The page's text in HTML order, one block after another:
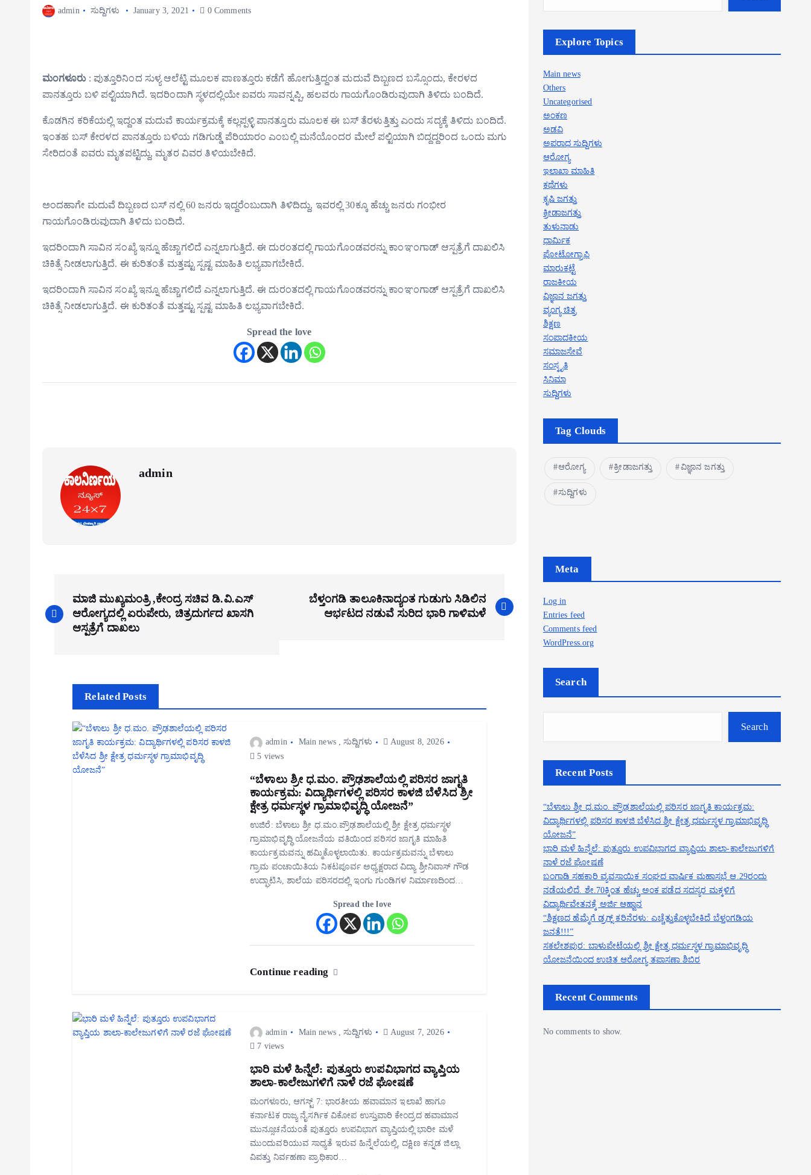
admin ಸುದ್ದಿಗಳು January 3, 2021 0 Comments
ಮಂಗಳೂರು: ಪುತ್ತೂರಿನಿಂದ ಸುಳ್ಯ ಆಲೆಟ್ಟಿ ಮೂಲಕ ಪಾಣತ್ತೂರು ಕಡೆಗೆ ಹೋಗುತ್ತಿದ್ದಂತ ಮದುವೆ ದಿಬ್ಬಣದ ಬಸ್ಸೊಂದು, ಕೇರಳದ
ಪಾನತ್ತೂರು ಬಳಿ ಪಲ್ಟಿಯಾಗಿದೆ. ಇದರಿಂದಾಗಿ ಸ್ಥಳದಲ್ಲಿಯೇ ಐವರು ಸಾವನ್ನಪ್ಪಿ, ಹಲವರು ಗಾಯಗೊಂಡಿರುವುದಾಗಿ ತಿಳಿದು ಬಂದಿದೆ.
ಕೊಡಗಿನ ಕರಿಕೆಯಲ್ಲಿ ಇದ್ದಂತ ಮದುವೆ ಕಾರ್ಯಕ್ರಮಕ್ಕೆ ಕಲ್ಲಪ್ಪಳ್ಳಿ ಪಾನತ್ತೂರು ಮೂಲಕ ಈ ಬಸ್ ತೆರಳುತ್ತಿತ್ತು ಎಂದು ಸದ್ಯಕ್ಕೆ ತಿಳಿದು ಬಂದಿದೆ.
ಇಂತಹ ಬಸ್ ಕೇರಳದ ಪಾನತ್ತೂರು ಬಳಿಯ ಗಡಿಗುಡ್ಡೆ ಪೆರಿಯಾರಂ ಎಂಬಲ್ಲಿ ಮನೆಯೊಂದರ ಮೇಲೆ ಪಲ್ಟಿಯಾಗಿ ಬಿದ್ದದ್ದರಿಂದ ಒಂದು ಮಗು
ಸೇರಿದಂತೆ ಐವರು ಮೃತಪಟ್ಟಿದ್ದು, ಮೃತರ ವಿವರ ತಿಳಿಯಬೇಕಿದೆ.
ಅಂದಹಾಗೇ ಮದುವೆ ದಿಬ್ಬಣದ ಬಸ್ ನಲ್ಲಿ 60 ಜನರು ಇದ್ದರೆಂಬುದಾಗಿ ತಿಳಿದಿದ್ದು, ಇವರಲ್ಲಿ 30ಕ್ಕೂ ಹೆಚ್ಚು ಜನರು ಗಂಭೀರ
ಗಾಯಗೊಂಡಿರುವುದಾಗಿ ತಿಳಿದು ಬಂದಿದೆ.
ಇದರಿಂದಾಗಿ ಸಾವಿನ ಸಂಖ್ಯೆ ಇನ್ನೂ ಹೆಚ್ಚಾಗಲಿದೆ ಎನ್ನಲಾಗುತ್ತಿದೆ. ಈ ದುರಂತದಲ್ಲಿ ಗಾಯಗೊಂಡವರನ್ನು ಕಾಂಞಂಗಾಡ್ ಆಸ್ಪತ್ರೆಗೆ ದಾಖಲಿಸಿ
ಚಿಕಿತ್ಸೆ ನೀಡಲಾಗುತ್ತಿದೆ. ಈ ಕುರಿತಂತೆ ಮತ್ತಷ್ಟು ಸ್ಪಷ್ಟ ಮಾಹಿತಿ ಲಭ್ಯವಾಗಬೇಕಿದೆ.
ಇದರಿಂದಾಗಿ ಸಾವಿನ ಸಂಖ್ಯೆ ಇನ್ನೂ ಹೆಚ್ಚಾಗಲಿದೆ ಎನ್ನಲಾಗುತ್ತಿದೆ. ಈ ದುರಂತದಲ್ಲಿ ಗಾಯಗೊಂಡವರನ್ನು ಕಾಂಞಂಗಾಡ್ ಆಸ್ಪತ್ರೆಗೆ ದಾಖಲಿಸಿ
ಚಿಕಿತ್ಸೆ ನೀಡಲಾಗುತ್ತಿದೆ. ಈ ಕುರಿತಂತೆ ಮತ್ತಷ್ಟು ಸ್ಪಷ್ಟ ಮಾಹಿತಿ ಲಭ್ಯವಾಗಬೇಕಿದೆ.
Spread the love
admin
o
s
ಮಾಜಿ ಮುಖ್ಯಮಂತ್ರಿ ,ಕೇಂದ್ರ ಸಚಿವ ಡಿ.ವಿ.ಎಸ್
ಆರೋಗ್ಯದಲ್ಲಿ ಏರುಪೇರು, ಚಿತ್ರದುರ್ಗದ ಖಾಸಗಿ
ಆಸ್ಪತ್ರೆಗೆ ದಾಖಲು
ಬೆಳ್ತಂಗಡಿ ತಾಲೂಕಿನಾದ್ಯಂತ ಗುಡುಗು ಸಿಡಿಲಿನ
ಆರ್ಭಟದ ನಡುವೆ ಸುರಿದ ಭಾರಿ ಗಾಳಿಮಳೆ
Related Posts
admin Main news,ಸುದ್ದಿಗಳು
August 8, 2026
5 views
“ಬೆಳಾಲು ಶ್ರೀ ಧ.ಮಂ. ಪ್ರೌಢಶಾಲೆಯಲ್ಲಿ ಪರಿಸರ ಜಾಗೃತಿ
ಕಾರ್ಯಕ್ರಮ: ವಿದ್ಯಾರ್ಥಿಗಳಲ್ಲಿ ಪರಿಸರ ಕಾಳಜಿ ಬೆಳೆಸಿದ ಶ್ರೀ
ಕ್ಷೇತ್ರ ಧರ್ಮಸ್ಥಳ ಗ್ರಾಮಾಭಿವೃದ್ಧಿ ಯೋಜನೆ”
ಉಜಿರೆ: ಬೆಳಾಲು ಶ್ರೀ ಧ.ಮಂ.ಪ್ರೌಢಶಾಲೆಯಲ್ಲಿ ಶ್ರೀ ಕ್ಷೇತ್ರ ಧರ್ಮಸ್ಥಳ
ಗ್ರಾಮಾಭಿವೃದ್ಧಿ ಯೋಜನೆಯ ವತಿಯಿಂದ ಪರಿಸರ ಜಾಗೃತಿ ಮಾಹಿತಿ
ಕಾರ್ಯಕ್ರಮವನ್ನು ಹಮ್ಮಿಕೊಳ್ಳಲಾಯಿತು. ಕಾರ್ಯಕ್ರಮವನ್ನು ಬೆಳಾಲು
ಗ್ರಾಮ ಪಂಚಾಯಿತಿಯ ನಿಕಟಪೂರ್ವ ಅಧ್ಯಕ್ಷರಾದ ವಿದ್ಯಾ ಶ್ರೀನಿವಾಸ್ ಗೌಡ
ಉದ್ಘಾಟಿಸಿ, ಶಾಲೆಯ ಪರಿಸರದಲ್ಲಿ ಇಂಗು ಗುಂಡಿಗಳ ನಿರ್ಮಾಣದಿಂದ…
Spread the love
Continue reading
admin Main news,ಸುದ್ದಿಗಳು
August 7, 2026
7 views
ಭಾರಿ ಮಳೆ ಹಿನ್ನೆಲೆ: ಪುತ್ತೂರು ಉಪವಿಭಾಗದ ವ್ಯಾಪ್ತಿಯ
ಶಾಲಾ-ಕಾಲೇಜುಗಳಿಗೆ ನಾಳೆ ರಜೆ ಘೋಷಣೆ
ಮಂಗಳೂರು, ಆಗಸ್ಟ್ 7: ಭಾರತೀಯ ಹವಾಮಾನ ಇಲಾಖೆ ಹಾಗೂ
ಕರ್ನಾಟಕ ರಾಜ್ಯ ನೈಸರ್ಗಿಕ ವಿಕೋಪ ಉಸ್ತುವಾರಿ ಕೇಂದ್ರದ ಹವಾಮಾನ
ಮುನ್ಸೂಚನೆಯಂತೆ ಪುತ್ತೂರು ಉಪವಿಭಾಗ ವ್ಯಾಪ್ತಿಯಲ್ಲಿ ಭಾರೀ ಮಳೆ
ಮುಂದುವರಿಯುವ ಸಾಧ್ಯತೆ ಇರುವ ಹಿನ್ನೆಲೆಯಲ್ಲಿ, ದಕ್ಷಿಣ ಕನ್ನಡ ಜಿಲ್ಲಾ
ವಿಪತ್ತು ನಿರ್ವಹಣಾ ಪ್ರಾಧಿಕಾರ…
Explore Topics
Main news
Others
Uncategorised
ಅಂಕಣ
ಅಡವಿ
ಅಪರಾಧ ಸುದ್ದಿಗಳು
ಆರೋಗ್ಯ
ಇಲಾಖಾ ಮಾಹಿತಿ
ಕಥೆಗಳು
ಕೃಷಿ ಜಗತ್ತು
ಕ್ರೀಡಾಜಗತ್ತು
ತುಳುನಾಡು
ಧಾರ್ಮಿಕ
ಪೋಟೋಗ್ರಾಫಿ
ಮಾರುಕಟ್ಟೆ
ರಾಜಕೀಯ
ವಿಜ್ಞಾನ ಜಗತ್ತು
ವ್ಯಂಗ್ಯ ಚಿತ್ರ
ಶಿಕ್ಷಣ
ಸಂಪಾದಕೀಯ
ಸಮಾಜಸೇವೆ
ಸಂಸ್ಕೃತಿ
ಸಿನಿಮಾ
ಸುದ್ದಿಗಳು
Tag Clouds
ಆರೋಗ್ಯ ಕ್ರೀಡಾಜಗತ್ತು ವಿಜ್ಞಾನ ಜಗತ್ತು
ಸುದ್ದಿಗಳು
Meta
Log in
Entries feed
Comments feed
WordPress.org
Search
Search
Recent Posts
“ಬೆಳಾಲು ಶ್ರೀ ಧ.ಮಂ. ಪ್ರೌಢಶಾಲೆಯಲ್ಲಿ ಪರಿಸರ ಜಾಗೃತಿ ಕಾರ್ಯಕ್ರಮ:
ವಿದ್ಯಾರ್ಥಿಗಳಲ್ಲಿ ಪರಿಸರ ಕಾಳಜಿ ಬೆಳೆಸಿದ ಶ್ರೀ ಕ್ಷೇತ್ರ ಧರ್ಮಸ್ಥಳ ಗ್ರಾಮಾಭಿವೃದ್ಧಿ
ಯೋಜನೆ”
ಭಾರಿ ಮಳೆ ಹಿನ್ನೆಲೆ: ಪುತ್ತೂರು ಉಪವಿಭಾಗದ ವ್ಯಾಪ್ತಿಯ ಶಾಲಾ-ಕಾಲೇಜುಗಳಿಗೆ
ನಾಳೆ ರಜೆ ಘೋಷಣೆ
ಬಂಗಾಡಿ ಸಹಕಾರಿ ವ್ಯವಸಾಯಿಕ ಸಂಘದ ವಾರ್ಷಿಕ ಮಹಾಸಭೆ ಆ.29ರಂದು
ನಡೆಯಲಿದೆ. ಶೇ.70ಕ್ಕಿಂತ ಹೆಚ್ಚು ಅಂಕ ಪಡೆದ ಸದಸ್ಯರ ಮಕ್ಕಳಿಗೆ
ವಿದ್ಯಾರ್ಥಿವೇತನಕ್ಕೆ ಅರ್ಜಿ ಆಹ್ವಾನ
“ಶಿಕ್ಷಣದ ಹೆಮ್ಮೆಗೆ ಡ್ರಗ್ಸ್ ಕರಿನೆರಳು: ಎಚ್ಚೆತ್ತುಕೊಳ್ಳಬೇಕಿದೆ ಬೆಳ್ತಂಗಡಿಯ
ಜನತೆ!!!”
ಸಕಲೇಶಪುರ: ಬಾಳುಪೇಟೆಯಲ್ಲಿ ಶ್ರೀ ಕ್ಷೇತ್ರ ಧರ್ಮಸ್ಥಳ ಗ್ರಾಮಾಭಿವೃದ್ಧಿ
ಯೋಜನೆಯಿಂದ ಉಚಿತ ಆರೋಗ್ಯ ತಪಾಸಣಾ ಶಿಬಿರ
Recent Comments
No comments to show.